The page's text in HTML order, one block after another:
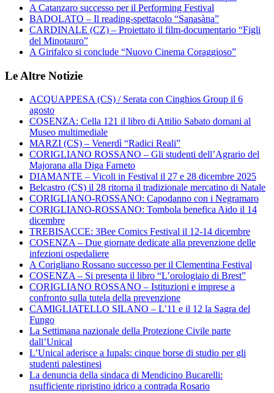
A Catanzaro successo per il Performing Festival
BADOLATO – Il reading-spettacolo “Sanasàna”
CARDINALE (CZ) – Proiettato il film-documentario “Figli
del Minotauro”
A Girifalco si conclude “Nuovo Cinema Coraggioso”
Le Altre Notizie
ACQUAPPESA (CS) / Serata con Cinghios Group il 6
agosto
COSENZA: Cella 121 il libro di Attilio Sabato domani al
Museo multimediale
MARZI (CS) – Venerdì “Radici Reali”
CORIGLIANO ROSSANO – Gli studenti dell’Agrario del
Majorana alla Diga Farneto
DIAMANTE – Vicoli in Festival il 27 e 28 dicembre 2025
Belcastro (CS) il 28 ritorna il tradizionale mercatino di Natale
CORIGLIANO-ROSSANO: Capodanno con i Negramaro
CORIGLIANO-ROSSANO: Tombola benefica Aido il 14
dicembre
TREBISACCE: 3Bee Comics Festival il 12-14 dicembre
COSENZA – Due giornate dedicate alla prevenzione delle
infezioni ospedaliere
A Corigliano Rossano successo per il Clementina Festival
COSENZA – Si presenta il libro “L’orologiaio di Brest”
CORIGLIANO ROSSANO – Istituzioni e imprese a
confronto sulla tutela della prevenzione
CAMIGLIATELLO SILANO – L’11 e il 12 la Sagra del
Fungo
La Settimana nazionale della Protezione Civile parte
dall’Unical
L’Unical aderisce a Iupals: cinque borse di studio per gli
studenti palestinesi
La denuncia della sindaca di Mendicino Bucarelli:
nsufficiente ripristino idrico a contrada Rosario